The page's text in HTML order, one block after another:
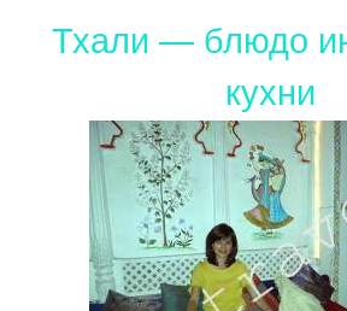
Тхали — блюдо
кухни